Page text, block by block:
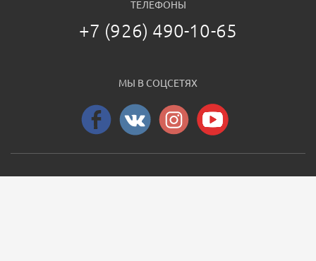
ТЕЛЕФОНЫ
+7 (926) 490-10-65
МЫ В СОЦСЕТЯХ